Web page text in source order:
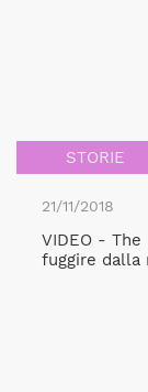
STORIE
21/11/2018
VIDEO -
fuggire dalla